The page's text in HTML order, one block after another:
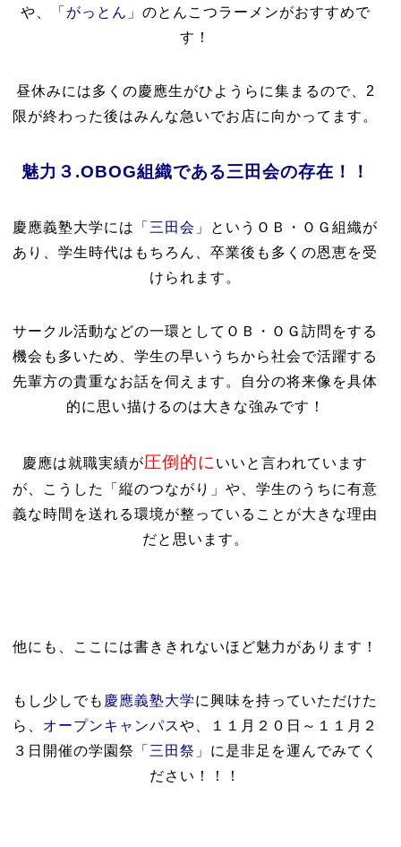
や、 「がっとん」 のとんこつラーメンがおすすめで
す！
昼休みには多くの慶應生がひようらに集まるので、2
限が終わった後はみんな急いでお店に向かってます。
魅力３.OBOG組織である三田会の存在！！
慶應義塾大学には 「三田会」 というＯＢ・ＯＧ組織が
あり、学生時代はもちろん、卒業後も多くの恩恵を受
けられます。
サークル活動などの一環としてＯＢ・ＯＧ訪問をする
機会も多いため、学生の早いうちから社会で活躍する
先輩方の貴重なお話を伺えます。自分の将来像を具体
的に思い描けるのは大きな強みです！
慶應は就職実績が圧倒的に いいと言われています
が、こうした「縦のつながり」や、学生のうちに有意
義な時間を送れる環境が整っていることが大きな理由
だと思います。
他にも、ここには書ききれないほど魅力があります！
もし少しでも 慶應義塾大学に興味を持っていただけた
ら、 オープンキャンパスや、１１月２０日～１１月２
３日開催の学園祭
「三田祭」 に是非足を運んでみてく
ださい！！！